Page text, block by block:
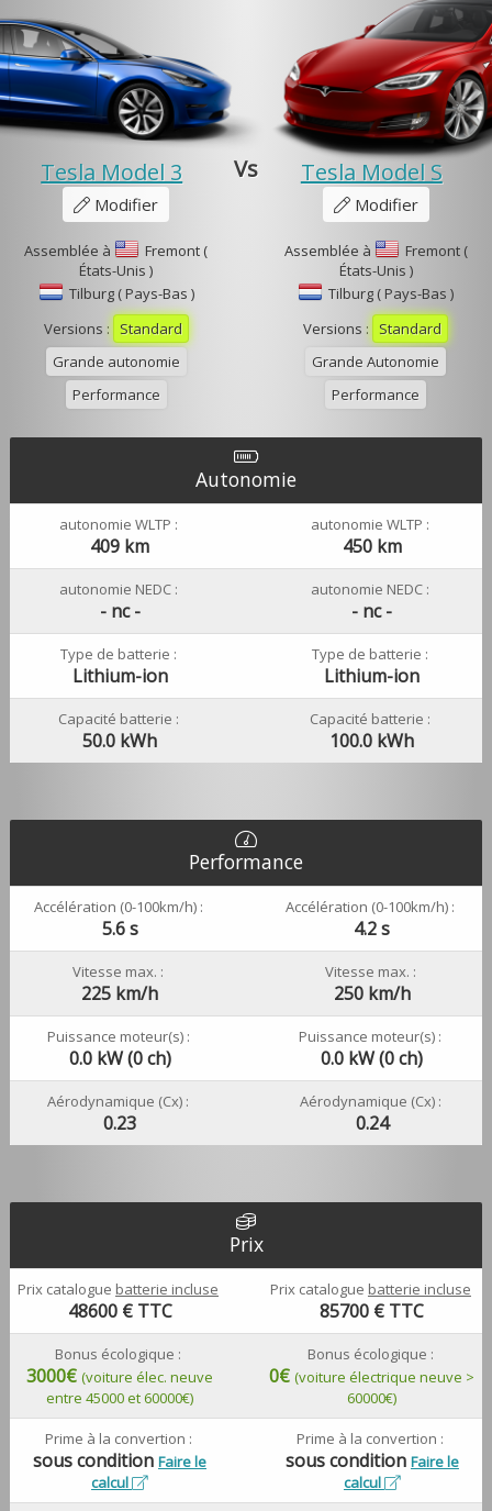
Tesla Model 3
Modifier
Assemblée à
Fremont (
États-Unis )
Tilburg ( Pays-Bas )
Versions :
Standard
Grande autonomie
Performance
Vs Tesla Model S
Modifier
Assemblée à
Fremont (
États-Unis )
Tilburg ( Pays-Bas )
Versions :
Standard
Grande Autonomie
Performance
Autonomie
autonomie WLTP :
409 km
autonomie WLTP :
450 km
autonomie NEDC :
- nc -
autonomie NEDC :
- nc -
Type de batterie :
Lithium-ion
Type de batterie :
Lithium-ion
Capacité batterie :
50.0 kWh
Capacité batterie :
100.0 kWh
Performance
Accélération (0-100km/h) :
5.6 s
Accélération (0-100km/h) :
4.2 s
Vitesse max. :
225 km/h
Vitesse max. :
250 km/h
Puissance moteur(s) :
0.0 kW (0 ch)
Puissance moteur(s) :
0.0 kW (0 ch)
Aérodynamique (Cx) :
0.23
Aérodynamique (Cx) :
0.24
Prix
Prix catalogue batterie incluse
48600 € TTC
Prix catalogue batterie incluse
85700 € TTC
Bonus écologique :
3000€(voiture élec. neuve
entre 45000 et 60000€)
Bonus écologique :
0€(voiture électrique neuve >
60000€)
Prime à la convertion :
sous conditionFaire le
calcul
Prime à la convertion :
sous condition Faire le
calcul